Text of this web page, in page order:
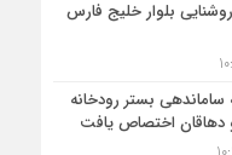
بلوار خلیج فارس
به ساماندهی بستر رودخانه
اختصاص یافت